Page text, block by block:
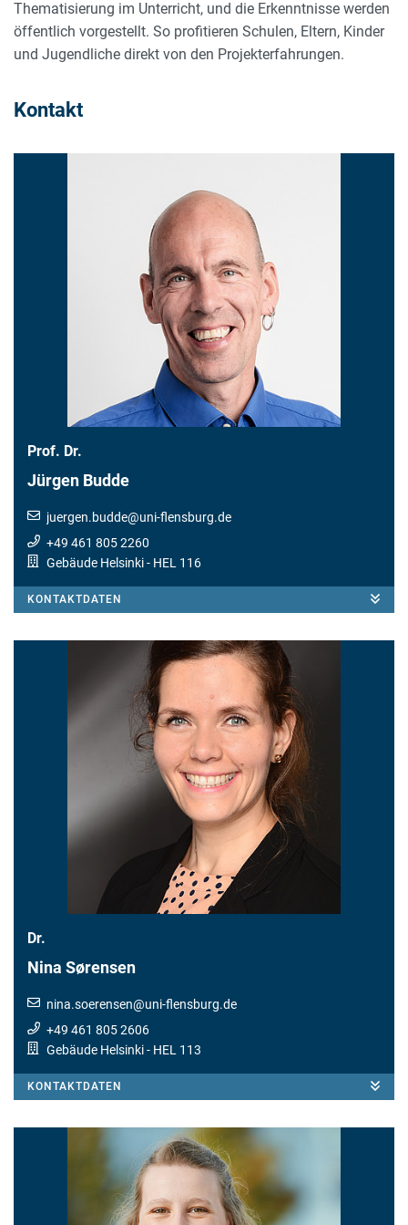
Thematisierung im Unterricht, und die Erkenntnisse werden
öffentlich vorgestellt. So profitieren Schulen, Eltern, Kinder
und Jugendliche direkt von den Projekterfahrungen.
Kontakt
Prof. Dr.
Jürgen Budde
juergen.budde@uni-flensburg.de
+49 461 805 2260
Gebäude Helsinki- HEL 116
KONTAKTDATEN
Dr.
Nina Sørensen
nina.soerensen@uni-flensburg.de
+49 461 805 2606
Gebäude Helsinki- HEL 113
KONTAKTDATEN